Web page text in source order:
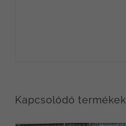
Kapcsolódó termékek